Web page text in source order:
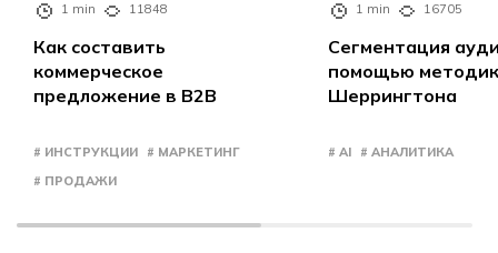
1 min 11848
Как составить
коммерческое
предложение в B2B
# ИНСТРУКЦИИ
# МАРКЕТИНГ
# ПРОДАЖИ
1 min 16705
Сегментация
помощью
Шеррингтона
# AI # АНАЛИТИКА